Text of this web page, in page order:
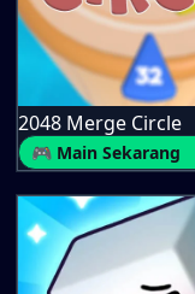
2048 Merge Circle
🎮 Main Sekarang